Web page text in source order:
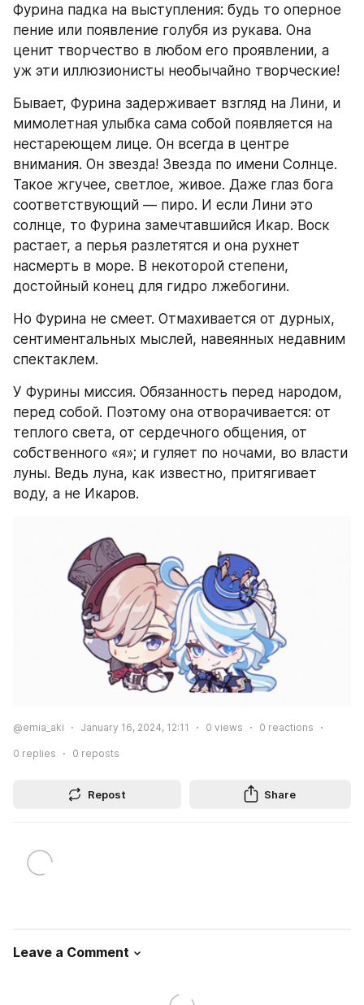
Фурина падка на выступления: будь то оперное
пение или появление голубя из рукава. Она
ценит творчество в любом его проявлении, а
уж эти иллюзионисты необычайно творческие!
Бывает, Фурина задерживает взгляд на Лини, и
мимолетная улыбка сама собой появляется на
нестареющем лице. Он всегда в центре
внимания. Он звезда! Звезда по имени Солнце.
Такое жгучее, светлое, живое. Даже глаз бога
соответствующий — пиро. И если Лини это
солнце, то Фурина замечтавшийся Икар. Воск
растает, а перья разлетятся и она рухнет
насмерть в море. В некоторой степени,
достойный конец для гидро лжебогини.
Но Фурина не смеет. Отмахивается от дурных,
сентиментальных мыслей, навеянных недавним
спектаклем.
У Фурины миссия. Обязанность перед народом,
перед собой. Поэтому она отворачивается: от
теплого света, от сердечного общения, от
собственного «я»; и гуляет по ночами, во власти
луны. Ведь луна, как известно, притягивает
воду, а не Икаров.
@emia_aki January 16, 2024, 12:11 0 views 0 reactions
0 replies 0 reposts
Repost Share
Leave a Comment